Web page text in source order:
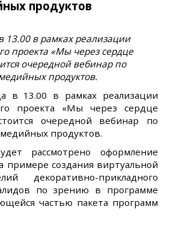
продуктов
13.00 в рамках реализации
проекта «Мы через сердце
очередной вебинар по
продуктов.
в 13.00 в рамках реализации
проекта «Мы через сердце
очередной вебинар по
продуктов.
рассмотрено оформление
примере создания виртуальной
декоративно-прикладного
по зрению в программе
частью пакета программ